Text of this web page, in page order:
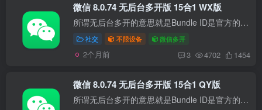
微信 8.0.74 无后台多开版 15合1 WX版
所谓无后台多开的意思就是Bundle ID是官方的内测标识符； 标识符为：【com.tencent.wx】； 此标识符属于内测使用的，标识符不能再次修改，修改会导致无法实现【无后台推送】； 兼容性 iPhone：i...
社交 不限设备 微信多开
2个月前 3 4702 1454
微信 8.0.74 无后台多开版 15合1 QY版
所谓无后台多开的意思就是Bundle ID是官方的内测标识符； 标识符为：【com.tencent.qy.xin】； 此标识符属于内测使用的，标识符不能再次修改，修改会导致无法实现【无后台推送】； 兼容性 iPhon...